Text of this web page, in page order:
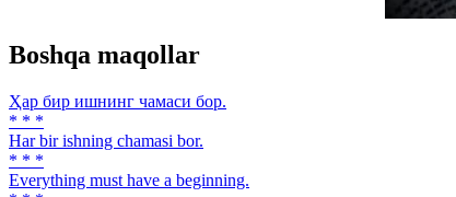
Boshqa maqollar
Ҳар бир ишнинг чамаси бор.
* * *
Har bir ishning chamasi bor.
* * *
Everything must have a beginning.